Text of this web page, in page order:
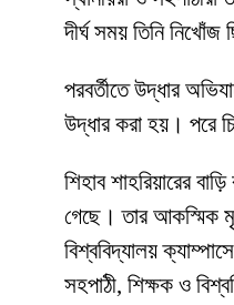
দীর্ঘ সময় তিনি নিখোঁজ
পরবর্তীতে উদ্ধার
উদ্ধার করা হয়। পরে
শিহাব শাহরিয়ারের
গেছে। তার আকস্মিক
বিশ্ববিদ্যালয়
সহপাঠী, শিক্ষক ও